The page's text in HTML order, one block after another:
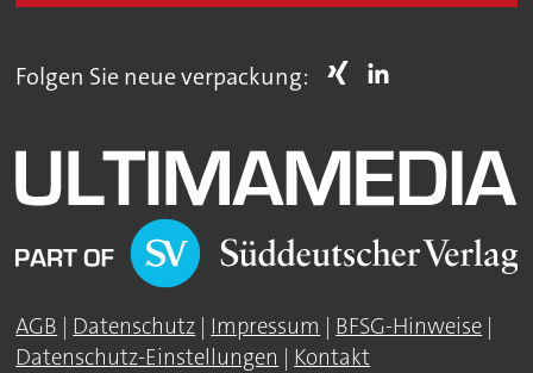
Folgen Sie neue verpackung:
AGB | Datenschutz | Impressum | BFSG-Hinweise |
Datenschutz-Einstellungen | Kontakt